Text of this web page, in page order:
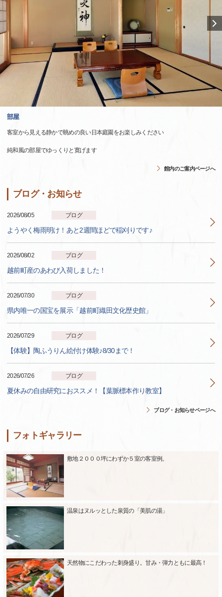
部屋
客室から見える静かで眺めの良い日本庭園をお楽しみください
純和風の部屋でゆっくりと寛げます
館内のご案内ページへ
ブログ・お知らせ
2026/08/05 ブログ
ようやく梅雨明け！あと2週間ほどで稲刈りです♪
2026/08/02 ブログ
越前町産のあわび入荷しました！
2026/07/30 ブログ
県内唯一の国宝を展示「越前町織田文化歴史館」
2026/07/29 ブログ
【体験】陶ふうりん絵付け体験♪8/30まで！
2026/07/26 ブログ
夏休みの自由研究におススメ！【葉脈標本作り教室】
ブログ・お知らせページへ
フォトギャラリー
敷地２０００坪にわずか５室の客室例。
温泉はヌルッとした泉質の「美肌の湯」
天然物にこだわった刺身盛り。甘み・弾力ともに最高！